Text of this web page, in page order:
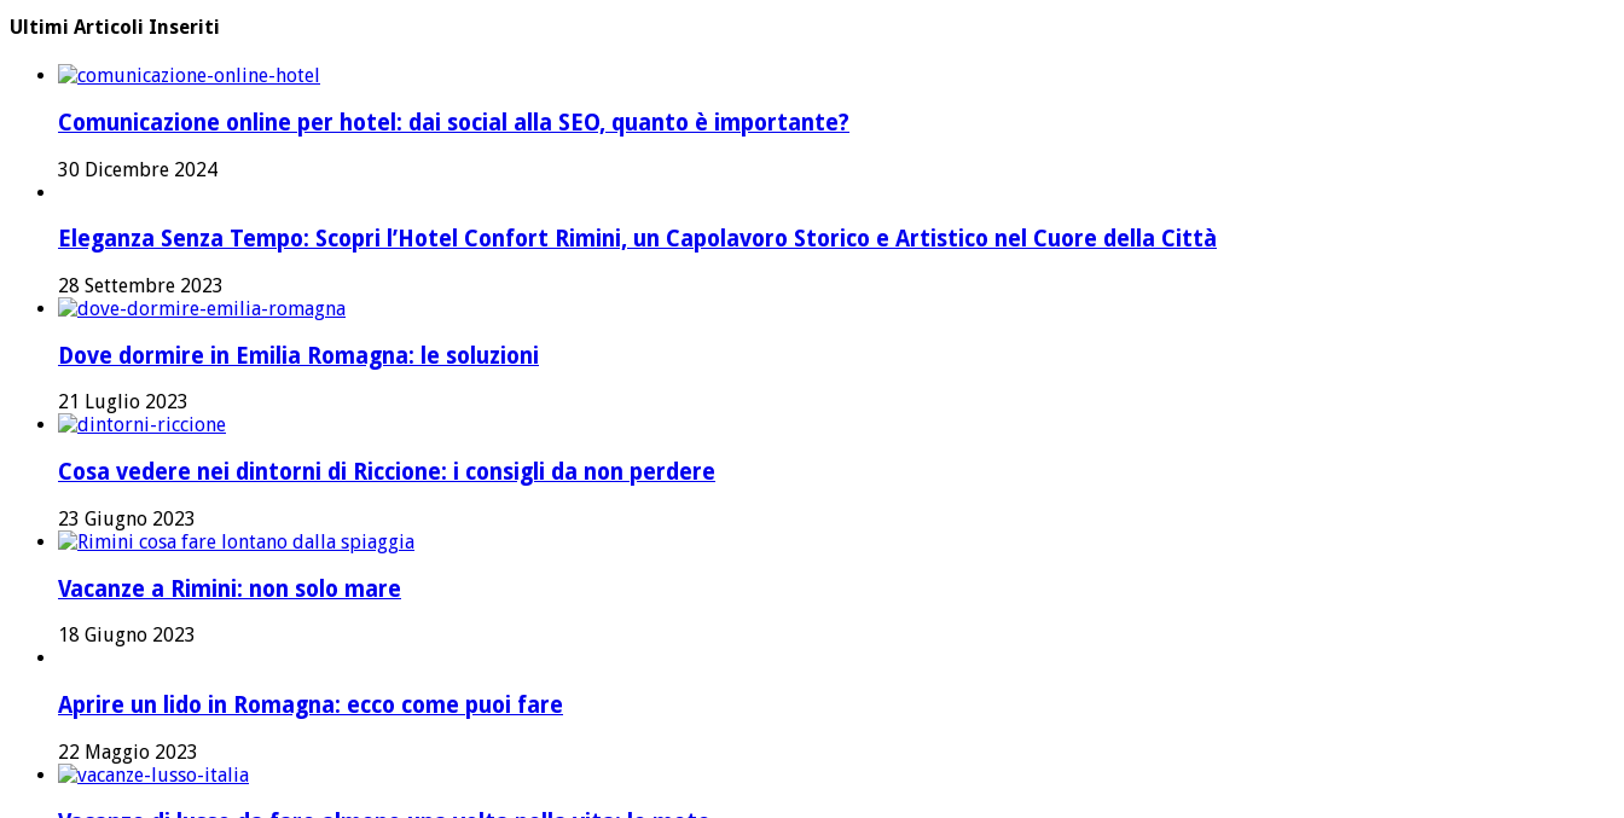
Ultimi Articoli Inseriti
Comunicazione online per hotel: dai social alla SEO, quanto è importante?
30 Dicembre 2024
Eleganza Senza Tempo: Scopri l’Hotel Confort Rimini, un Capolavoro Storico e Artistico nel Cuore della Città
28 Settembre 2023
Dove dormire in Emilia Romagna: le soluzioni
21 Luglio 2023
Cosa vedere nei dintorni di Riccione: i consigli da non perdere
23 Giugno 2023
Vacanze a Rimini: non solo mare
18 Giugno 2023
Aprire un lido in Romagna: ecco come puoi fare
22 Maggio 2023